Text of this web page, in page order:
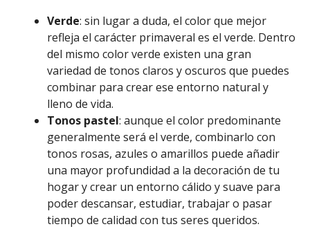
Verde: sin lugar a duda, el color que mejor
refleja el carácter primaveral es el verde. Dentro
del mismo color verde existen una gran
variedad de tonos claros y oscuros que puedes
combinar para crear ese entorno natural y
lleno de vida.
Tonos pastel: aunque el color predominante
generalmente será el verde, combinarlo con
tonos rosas, azules o amarillos puede añadir
una mayor profundidad a la decoración de tu
hogar y crear un entorno cálido y suave para
poder descansar, estudiar, trabajar o pasar
tiempo de calidad con tus seres queridos.